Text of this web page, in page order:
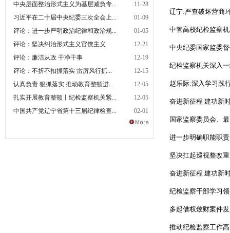
中央层面整治形式主义为基层减负专...
11-28
习近平在二十届中央纪委三次全会上...
01-09
评论：进一步严明政治纪律和政治规...
01-05
评论：坚决纠治形式主义官僚主义
12-21
评论：廉洁从政 干净干事
12-19
评论：不折不扣抓落实 雷厉风行抓...
12-15
认真负责 狠抓落实 推动教育整顿进...
12-05
扎实开展教育整顿丨纪检监察机关紧...
12-05
中国共产党辽宁省第十三届纪律检查...
02-01
辽宁:严查破坏营商
中管高校纪检监察
中央纪委国家监委
纪检监察机关深入
赵乐际:深入学习践
奋进新征程 建功新
国家监察委员会、
进一步明确职能职
坚决扛起巡视整改
奋进新征程 建功新
纪检监察干部学习
多起借权敛财案件
推动纪检监察工作